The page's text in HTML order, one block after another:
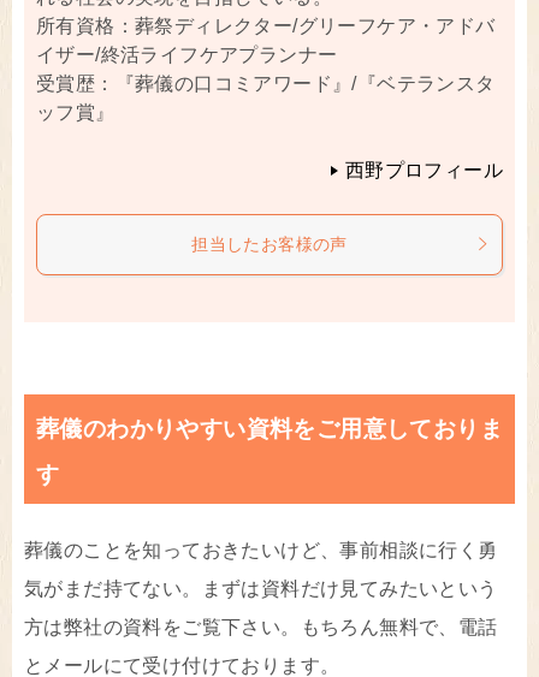
所有資格：葬祭ディレクター/グリーフケア・アドバ
イザー/終活ライフケアプランナー
受賞歴：『葬儀の口コミアワード』/『ベテランスタ
ッフ賞』
西野プロフィール
担当したお客様の声
葬儀のわかりやすい資料をご用意しておりま
す
葬儀のことを知っておきたいけど、事前相談に行く勇
気がまだ持てない。まずは資料だけ見てみたいという
方は弊社の資料をご覧下さい。もちろん無料で、電話
とメールにて受け付けております。